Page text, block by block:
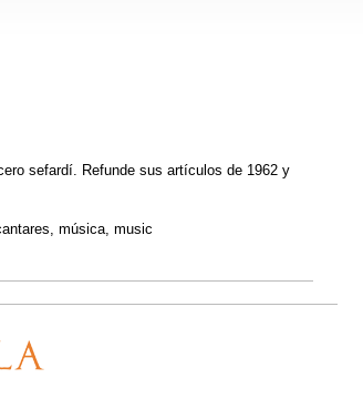
sefardí. Refunde sus artículos de 1962 y
música, music